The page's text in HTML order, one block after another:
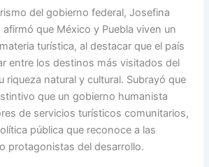
del gobierno federal, Josefina
afirmó que México y Puebla viven un
turística, al destacar que el país
entre los destinos más visitados del
riqueza natural y cultural. Subrayó que
que un gobierno humanista
de servicios turísticos comunitarios,
pública que reconoce a las
protagonistas del desarrollo.